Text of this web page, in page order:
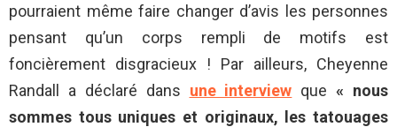
pourraient même faire changer d’avis les personnes
pensant qu’un corps rempli de motifs est
foncièrement disgracieux ! Par ailleurs, Cheyenne
Randall a déclaré dans une interview que« nous
sommes tous uniques et originaux, les tatouages